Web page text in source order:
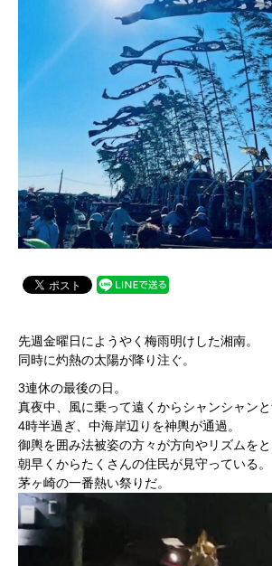
先週金曜日にようやく梅雨明けした湘南。
同時に灼熱の太陽が降り注ぐ。
3連休の最後の日。
真夜中、風に乗って遠くからシャンシャンと
4時半過ぎ、中海岸辺りを神輿が通過。
御輿を囲み法被姿の方々が方向やリズムをと
朝早くからたくさんの住民が見守っている。
茅ヶ崎の一番熱い祭りだ。